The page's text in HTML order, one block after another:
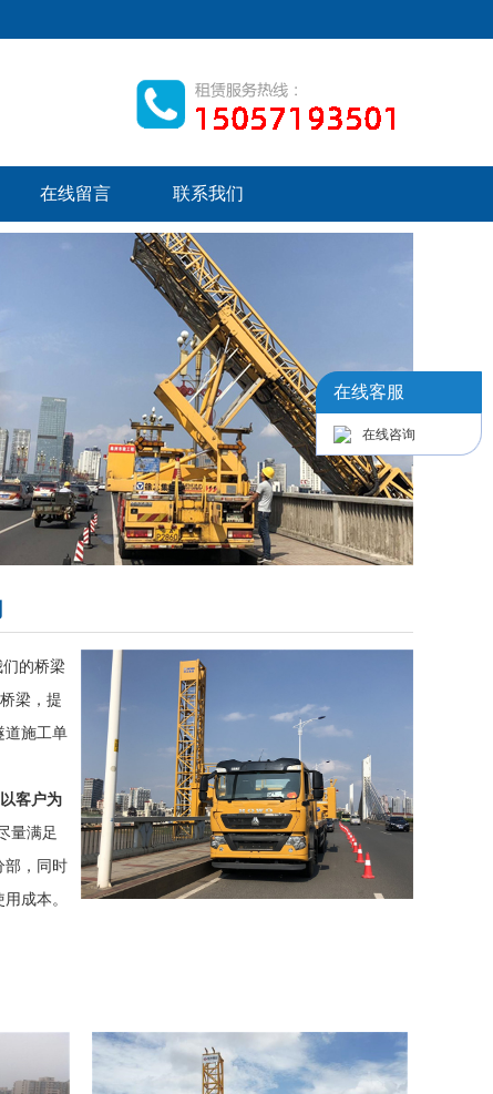
在线留言 联系我们
的桥梁
梁，提
道施工单
客户为
量满足
部，同时
成本。
在线客服
在线咨询